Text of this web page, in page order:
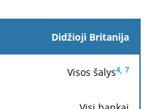
Didžioji Britanija
Visos šalys4, 7